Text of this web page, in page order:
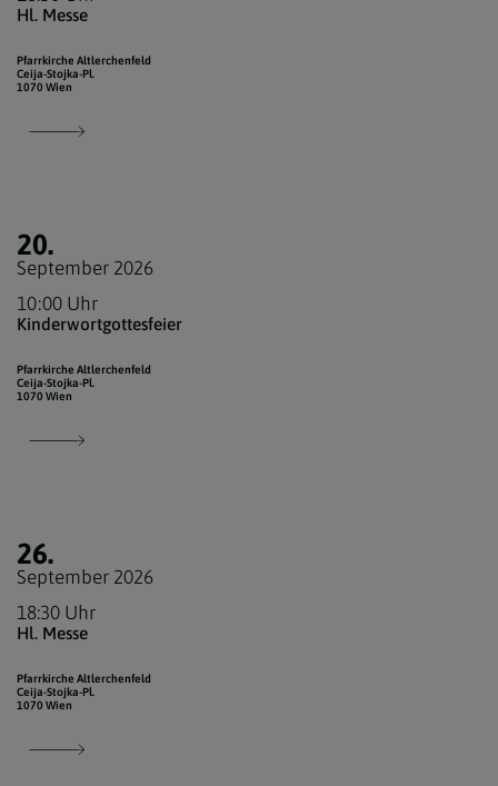
Hl. Messe
Pfarrkirche Altlerchenfeld
Ceija-Stojka-Pl.
1070 Wien
20.
September 2026
10:00 Uhr
Kinderwortgottesfeier
Pfarrkirche Altlerchenfeld
Ceija-Stojka-Pl.
1070 Wien
26.
September 2026
18:30 Uhr
Hl. Messe
Pfarrkirche Altlerchenfeld
Ceija-Stojka-Pl.
1070 Wien